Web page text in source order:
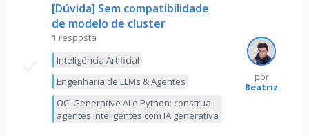
[Dúvida] Sem compatibilidade
de modelo de cluster
1 resposta
Inteligência Artificial
Engenharia de LLMs & Agentes
OCI Generative AI e Python: construa
agentes inteligentes com IA generativa
por
Beatriz